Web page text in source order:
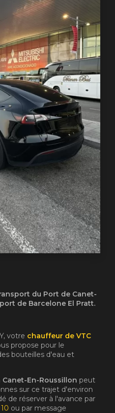
du Port de Canet-
de Barcelone El Pratt.
votre chauffeur de VTC
propose pour le
bouteilles d'eau et
En-Roussillon peut
sur ce trajet d'environ
de réserver à l'avance par
ou par message